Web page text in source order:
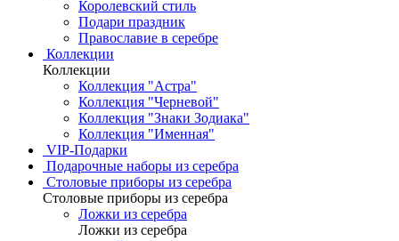
Королевский стиль
Подари праздник
Православие в серебре
Коллекции
Коллекции
Коллекция "Астра"
Коллекция "Черневой"
Коллекция "Знаки Зодиака"
Коллекция "Именная"
VIP-Подарки
Подарочные наборы из серебра
Столовые приборы из серебра
Столовые приборы из серебра
Ложки из серебра
Ложки из серебра